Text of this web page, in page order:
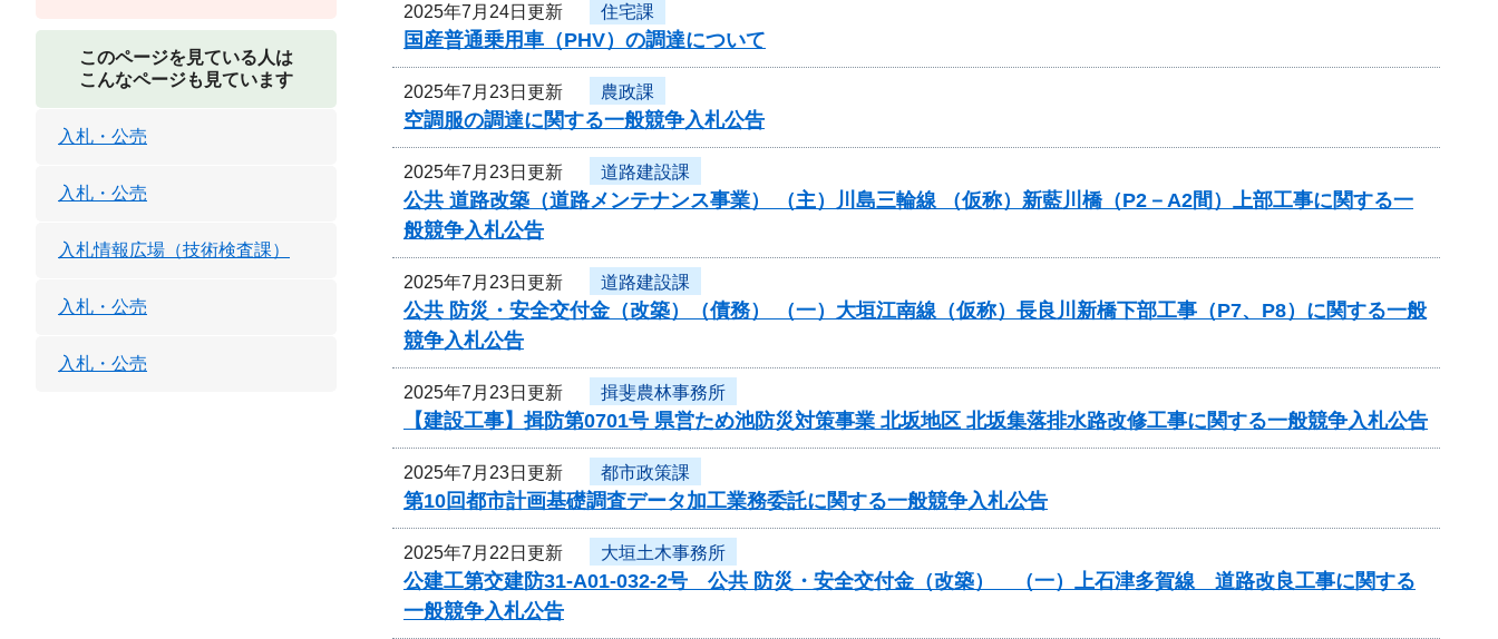
2025年7月24日更新 住宅課
国産普通乗用車（PHV）の調達について
2025年7月23日更新 農政課
空調服の調達に関する一般競争入札公告
2025年7月23日更新 道路建設課
公共 道路改築（道路メンテナンス事業） （主）川島三輪線 （仮称）新藍川橋（P2－A2間）上部工事に関する一
般競争入札公告
2025年7月23日更新 道路建設課
公共 防災・安全交付金（改築）（債務） （一）大垣江南線（仮称）長良川新橋下部工事（P7、P8）に関する一般
競争入札公告
2025年7月23日更新 揖斐農林事務所
【建設工事】揖防第0701号 県営ため池防災対策事業 北坂地区 北坂集落排水路改修工事に関する一般競争入札公告
2025年7月23日更新 都市政策課
第10回都市計画基礎調査データ加工業務委託に関する一般競争入札公告
2025年7月22日更新 大垣土木事務所
公建工第交建防31-A01-032-2号 公共 防災・安全交付金（改築） （一）上石津多賀線 道路改良工事に関する
一般競争入札公告
このページを見ている人は
こんなページも見ています
入札・公売
入札・公売
入札情報広場（技術検査課）
入札・公売
入札・公売